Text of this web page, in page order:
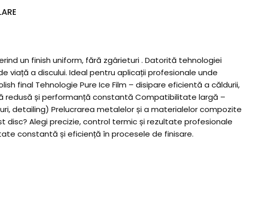
un finish uniform, fără zgârieturi . Datorită tehnologiei
viață a discului. Ideal pentru aplicații profesionale unde
final Tehnologie Pure Ice Film – disipare eficientă a căldurii,
redusă și performanță constantă Compatibilitate largă –
detailing) Prelucrarea metalelor și a materialelor compozite
disc? Alegi precizie, control termic și rezultate profesionale
constantă și eficiență în procesele de finisare.